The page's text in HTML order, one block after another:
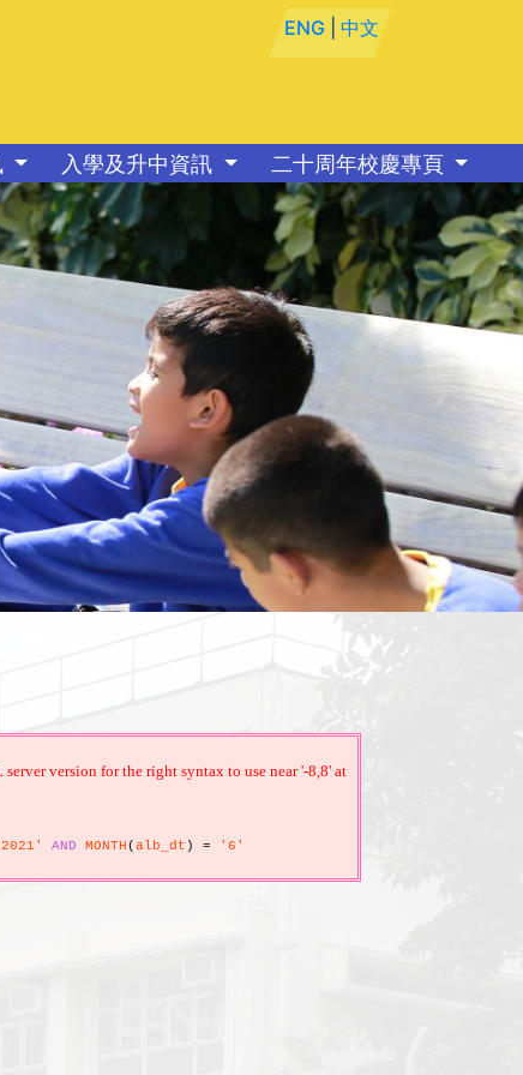
ENG |中文
入學及升中資訊 二十周年校慶專頁
version for the right syntax to use near '-8,8' at
AND MONTH(alb_dt ) = '6'